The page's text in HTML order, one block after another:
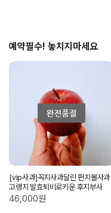
예약필수! 놓치지마세요
[vip사과]꼭지사과달린 펀치볼사과
고랭지 발효퇴비로키운 후지부사
46,000원